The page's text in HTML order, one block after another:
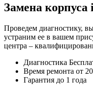
Замена корпуса
Проведем диагностику,
устраним ее в вашем
центра –
Диагностика
Время ремонта от
Гарантия до 1 года